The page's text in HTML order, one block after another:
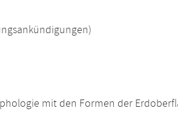
mit den Formen der